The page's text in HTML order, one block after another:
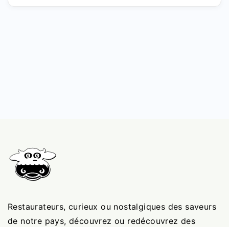
Restaurateurs, curieux ou nostalgiques des saveurs
de notre pays, découvrez ou redécouvrez des